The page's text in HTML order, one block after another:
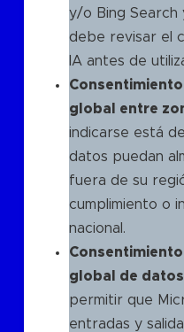
y/o Bing Search
debe revisar el
IA antes de
global entre
indicarse está
datos puedan
fuera de su
cumplimiento o
nacional.
global de
permitir que
entradas y